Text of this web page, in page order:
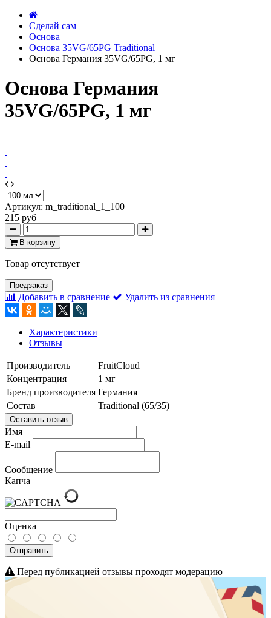
Сделай сам
Основа
Основа 35VG/65PG Traditional
Основа Германия 35VG/65PG, 1 мг
Основа Германия
35VG/65PG, 1 мг
Артикул: m_traditional_1_100
215 руб
В корзину
Товар отсутствует
Предзаказ
Добавить в сравнение Удалить из сравнения
Характеристики
Отзывы
Производитель
FruitCloud
Концентрация
1 мг
Бренд производителя Германия
Состав
Traditional (65/35)
Оставить отзыв
Имя
E-mail
Сообщение
Капча
Оценка
Отправить
Перед публикацией отзывы проходят модерацию